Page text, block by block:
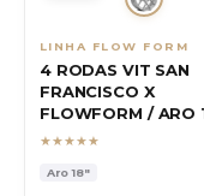
LINHA FLOW FORM
4 RODAS VIT SAN
FRANCISCO X
FLOWFORM / ARO
(5X112) ET42
★★★★★
Aro18"